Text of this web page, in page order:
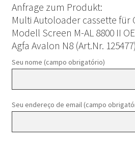
Anfrage zum Produkt:
Multi Autoloader cassette für
Modell Screen M-AL 8800 II
Agfa Avalon N8 (Art.Nr. 125477)
Seu nome (campo obrigatório)
Seu endereço de email (campo